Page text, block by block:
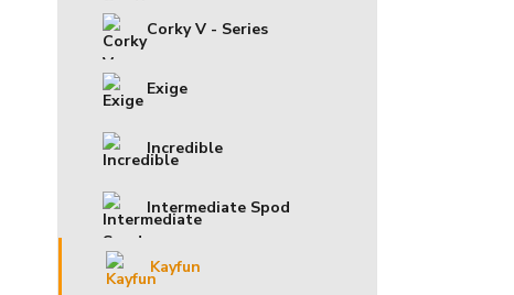
Corky V - Series
Exige
Incredible
Intermediate Spod
Kayfun